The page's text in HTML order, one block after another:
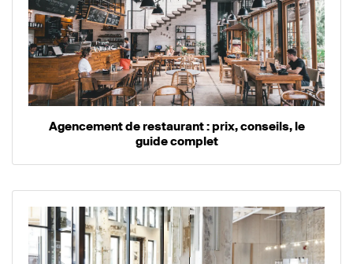
Agencement de restaurant : prix, conseils, le
guide complet